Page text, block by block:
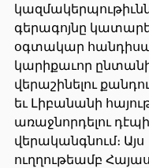
գերագոյնը
օգտակար
կարիքաւոր
վերաշինելու
եւ Լիբանանի
առաջնորդելու դէպի
վերականգնում։ Այս
ուղղութեամբ